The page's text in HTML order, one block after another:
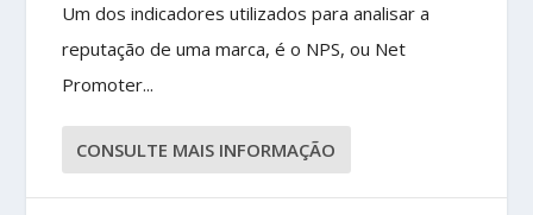
Um dos indicadores utilizados para analisar a
reputação de uma marca, é o NPS, ou Net
Promoter...
CONSULTE MAIS INFORMAÇÃO